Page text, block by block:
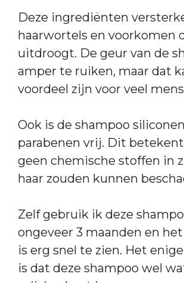
Deze ingrediënten
haarwortels en voorkomen
uitdroogt. De geur van de
amper te ruiken, maar dat
voordeel zijn voor veel
Ook is de shampoo
parabenen vrij. Dit
geen chemische stoffen in
haar zouden kunnen
Zelf gebruik ik deze
ongeveer 3 maanden en
is erg snel te zien. Het
is dat deze shampoo wel